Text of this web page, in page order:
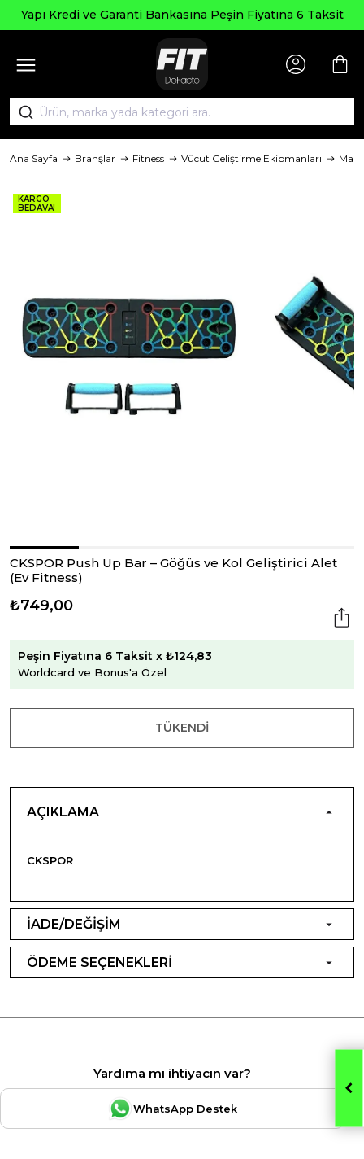
Yapı Kredi ve Garanti Bankasına Peşin Fiyatına 6 Taksit
Ana Sayfa Branşlar Fitness Vücut Geliştirme Ekipmanları
KARGO
BEDAVA!
CKSPOR Push Up Bar – Göğüs ve Kol Geliştirici Alet
(Ev Fitness)
₺749,00
Peşin Fiyatına 6 Taksit x ₺124,83
Worldcard ve Bonus'a Özel
TÜKENDI
AÇIKLAMA
CKSPOR
İADE/DEĞİŞİM
ÖDEME SEÇENEKLERİ
Yardıma mı ihtiyacın var?
WhatsApp Destek